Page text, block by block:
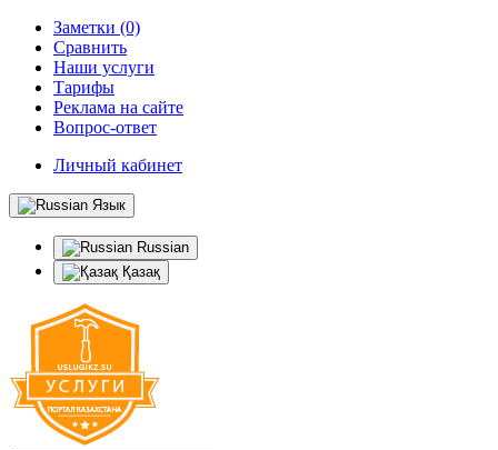
Заметки (0)
Сравнить
Наши услуги
Тарифы
Реклама на сайте
Вопрос-ответ
Личный кабинет
Язык
Russian
Қазақ